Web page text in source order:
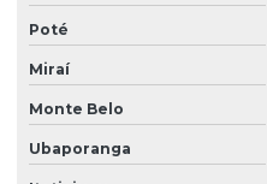
Plantio de grama em rodovias
Plantio de grama em são paulo
Plantio de grama por
Plantio de grama em talude
Poté
Miraí
Monte Belo
Ubaporanga